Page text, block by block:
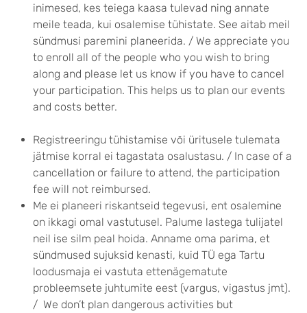
inimesed, kes teiega kaasa tulevad ning annate
meile teada, kui osalemise tühistate. See aitab meil
sündmusi paremini planeerida. / We appreciate you
to enroll all of the people who you wish to bring
along and please let us know if you have to cancel
your participation. This helps us to plan our events
and costs better.
Registreeringu tühistamise või üritusele tulemata
jätmise korral ei tagastata osalustasu. / In case of a
cancellation or failure to attend, the participation
fee will not reimbursed.
Me ei planeeri riskantseid tegevusi, ent osalemine
on ikkagi omal vastutusel. Palume lastega tulijatel
neil ise silm peal hoida. Anname oma parima, et
sündmused sujuksid kenasti, kuid TÜ ega Tartu
loodusmaja ei vastuta ettenägematute
probleemsete juhtumite eest (vargus, vigastus jmt).
/ We don’t plan dangerous activities but